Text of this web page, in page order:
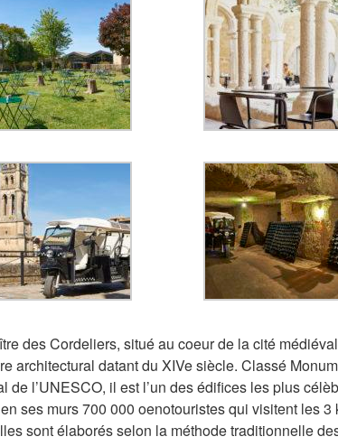
des Cordeliers, situé au coeur de la cité
architectural datant du XIVe siècle. Classé
de l’UNESCO, il est l’un des édifices les plus
ses murs 700 000 oenotouristes qui visitent les
sont élaborés selon la méthode traditionnelle